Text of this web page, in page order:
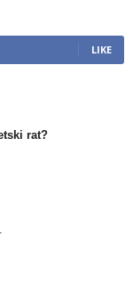
LIKE
rat?